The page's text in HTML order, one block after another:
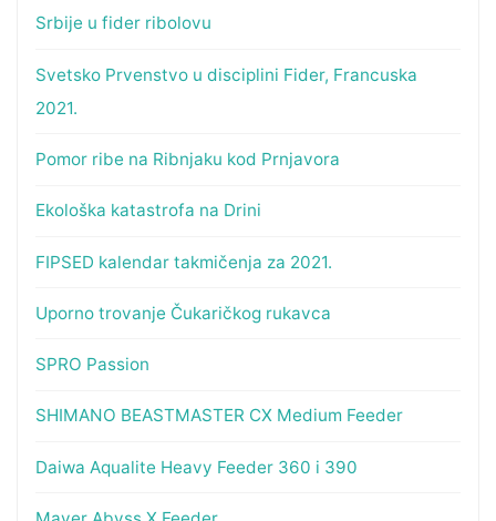
Srbije u fider ribolovu
Svetsko Prvenstvo u disciplini Fider, Francuska
2021.
Pomor ribe na Ribnjaku kod Prnjavora
Ekološka katastrofa na Drini
FIPSED kalendar takmičenja za 2021.
Uporno trovanje Čukaričkog rukavca
SPRO Passion
SHIMANO BEASTMASTER CX Medium Feeder
Daiwa Aqualite Heavy Feeder 360 i 390